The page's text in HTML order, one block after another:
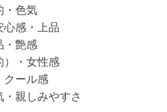
・色気
心感・上品
・艶感
）・女性感
クール感
親しみやすさ